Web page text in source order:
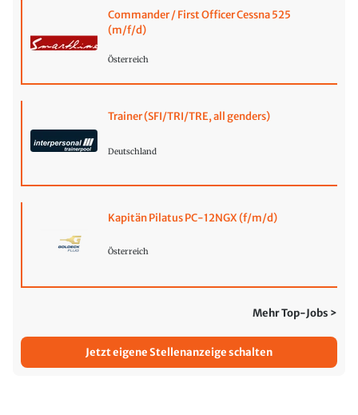
Commander / First Officer Cessna 525
(m/f/d)
Österreich
Trainer (SFI/TRI/TRE, all genders)
Deutschland
Kapitän Pilatus PC-12NGX (f/m/d)
Österreich
Mehr Top-Jobs >
Jetzt eigene Stellenanzeige schalten